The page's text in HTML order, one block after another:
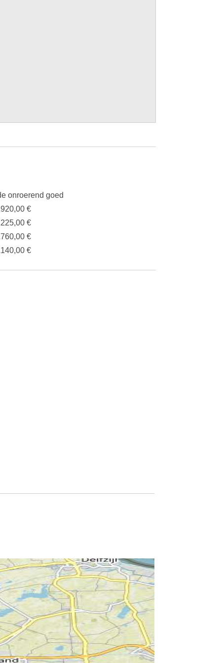
onroerend goed
€
€
€
€